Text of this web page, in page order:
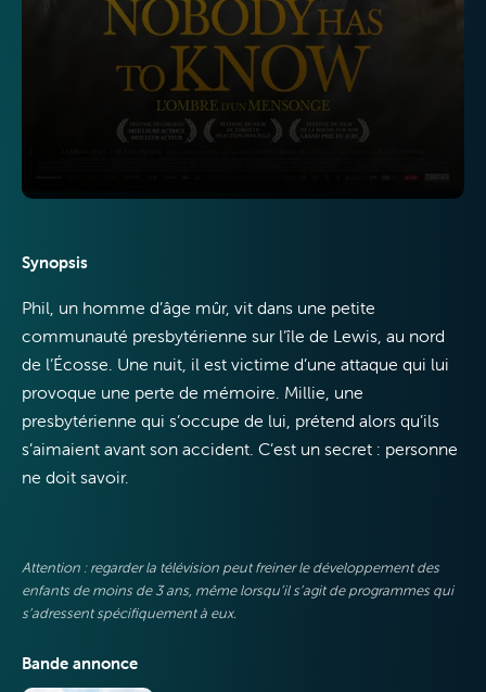
Mobile
VOO &
Orange
Synopsis
Phil, un homme d’âge mûr, vit dans une petite
communauté presbytérienne sur l’île de Lewis, au nord
de l’Écosse. Une nuit, il est victime d’une attaque qui lui
provoque une perte de mémoire. Millie, une
presbytérienne qui s’occupe de lui, prétend alors qu’ils
s’aimaient avant son accident. C’est un secret : personne
ne doit savoir.
Attention : regarder la télévision peut freiner le développement des
enfants de moins de 3 ans, même lorsqu’il s’agit de programmes qui
s’adressent spécifiquement à eux.
Bande annonce